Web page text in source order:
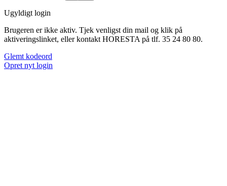
Ugyldigt login
Brugeren er ikke aktiv. Tjek venligst din mail og klik på
aktiveringslinket, eller kontakt HORESTA på tlf. 35 24 80 80.
Glemt kodeord
Opret nyt login